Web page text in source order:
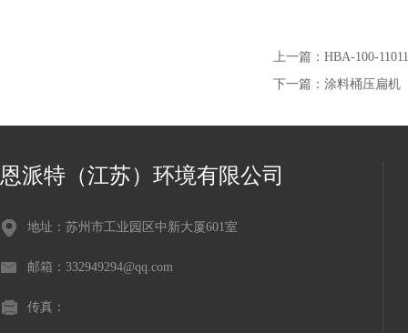
上一篇： HBA-100-
下一篇： 涂料桶压扁机
恩派特（江苏）环境有限公司
地址：苏州市工业园区中新大厦601室
邮箱：332949294@qq.com
传真：